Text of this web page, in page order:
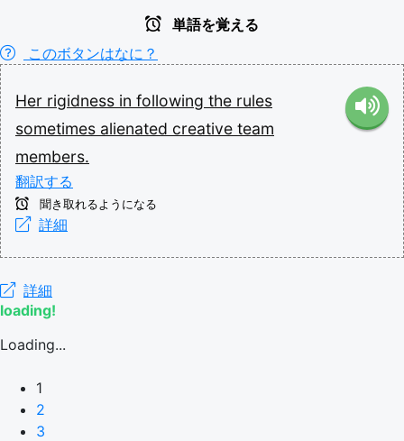
単語を覚える
このボタンはなに？
Her rigidness in following the rules
sometimes alienated creative team
members.
翻訳する
聞き取れるようになる
詳細
詳細
loading!
Loading...
1
2
3